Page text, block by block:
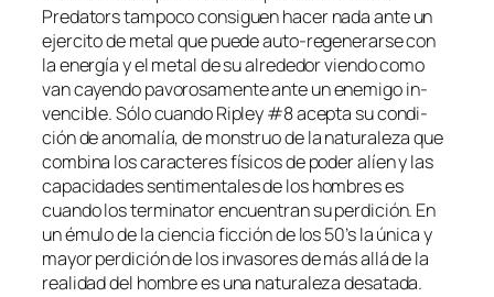
Predators tam­po­co con­si­guen ha­cer na­da an­te un
ejer­ci­to de me­tal que pue­de auto-regenerarse con
la ener­gía y el me­tal de su al­re­de­dor vien­do co­mo
van ca­yen­do pa­vo­ro­sa­men­te an­te un enemi­go in­
ven­ci­ble. Sólo cuan­do Ripley #8 acep­ta su con­di­
ción de ano­ma­lía, de mons­truo de la na­tu­ra­le­za que
com­bi­na los ca­rac­te­res fí­si­cos de po­der alíen y las
ca­pa­ci­da­des sen­ti­men­ta­les de los hom­bres es
cuan­do los ter­mi­na­tor en­cuen­tran su per­di­ción. En
un ému­lo de la cien­cia fic­ción de los 50’s la úni­ca y
ma­yor per­di­ción de los in­va­so­res de más allá de la
reali­dad del hom­bre es una na­tu­ra­le­za desatada.